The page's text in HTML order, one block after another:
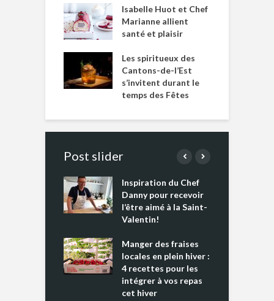
Isabelle Huot et Chef
Marianne allient
santé et plaisir
Les spiritueux des
Cantons-de-l’Est
s’invitent durant le
temps des Fêtes
Post slider
Inspiration du Chef
Danny pour recevoir
l’être aimé à la Saint-
Valentin!
Manger des fraises
locales en plein hiver :
4 recettes pour les
intégrer à vos repas
cet hiver